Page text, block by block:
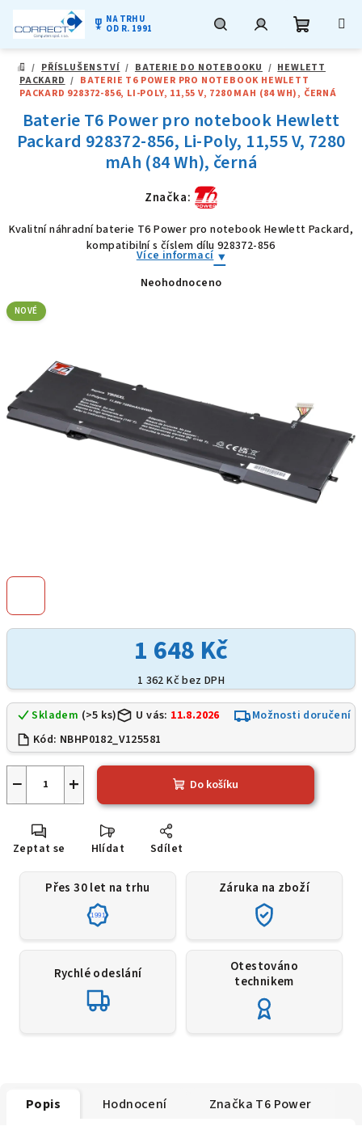
obsah
military_tech NA TRHU
OD R. 1991
košík
DOMŮ
/ PŘÍSLUŠENSTVÍ / BATERIE DO NOTEBOOKU / HEWLETT
PACKARD / BATERIE T6 POWER PRO NOTEBOOK HEWLETT
PACKARD 928372-856, LI-POLY, 11,55 V, 7280 MAH (84 WH), ČERNÁ
1 648 Kč
1 362 Kč bez DPH
Skladem (>5 ks) U vás: 11.8.2026
Možnosti doručení
Kód: NBHP0182_V125581
+
− Do košíku
Zeptat se Hlídat Sdílet
Baterie T6 Power pro notebook Hewlett
Packard 928372-856, Li-Poly, 11,55 V, 7280
mAh (84 Wh), černá
Značka:
Kvalitní náhradní baterie T6 Power pro notebook Hewlett Packard,
kompatibilní s číslem dílu 928372-856
Více informací
Průměrné
Neohodnoceno
NOVÉ
Přes 30 let na trhu
1991
Záruka na zboží
Rychlé odeslání
Otestováno
technikem
Popis Hodnocení Značka T6 Power